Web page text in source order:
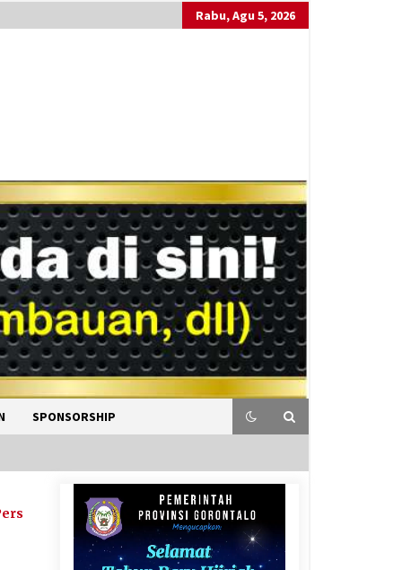
Rabu, Agu 5, 2026
SPONSORSHIP